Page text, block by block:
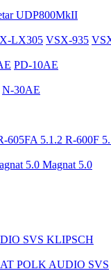
UDP800MkII
LX305 VSX-935
PD-10AE
N-30AE
605FA 5.1.2 R-600F
5.0 Magnat 5.0
SVS KLIPSCH
POLK AUDIO SVS